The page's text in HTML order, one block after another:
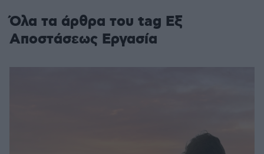
Όλα τα άρθρα του tag Εξ
Αποστάσεως Εργασία